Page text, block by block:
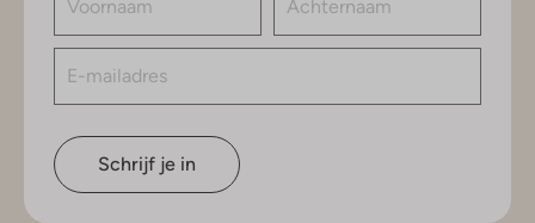
Schrijf je in